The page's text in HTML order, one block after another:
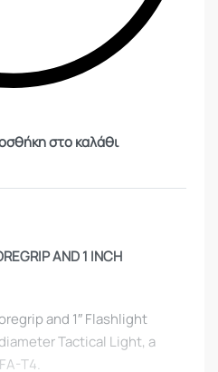
στο καλάθι
AND 1 INCH
and 1″ Flashlight
Tactical Light, a
T4.